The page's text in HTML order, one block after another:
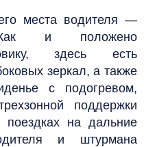
места водителя —
и положено
здесь есть
зеркал, а также
с подогревом,
поддержки
на дальние
и штурмана